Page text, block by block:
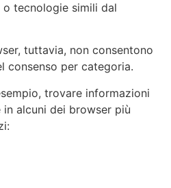
tecnologie simili dal
tuttavia, non consentono
consenso per categoria.
trovare informazioni
alcuni dei browser più